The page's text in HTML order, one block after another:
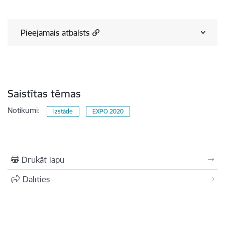
Pieejamais atbalsts
Saistītas tēmas
Notikumi: Izstāde EXPO 2020
Drukāt lapu
Dalīties